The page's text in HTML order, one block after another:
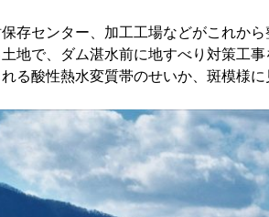
存センター、加工工場などがこれか
地で、ダム湛水前に地すべり対策工
る酸性熱水変質帯のせいか、斑模様に